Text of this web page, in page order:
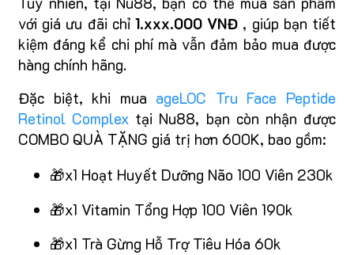
với giá ưu đãi chỉ 1.xxx.000 VNĐ , giúp bạn tiết
kiệm đáng kể chi phí mà vẫn đảm bảo mua được
hàng chính hãng.
Đặc biệt, khi mua ageLOC Tru Face Peptide
Retinol Complex tại Nu88, bạn còn nhận được
COMBO QUÀ TẶNG giá trị hơn 600K, bao gồm:
🎁x1 Hoạt Huyết Dưỡng Não 100 Viên 230k
🎁x1 Vitamin Tổng Hợp 100 Viên 190k
🎁x1 Trà Gừng Hỗ Trợ Tiêu Hóa 60k